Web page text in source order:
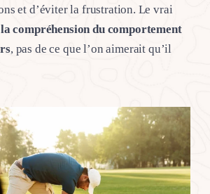
et d’éviter la frustration. Le vrai
la compréhension du comportement
, pas de ce que l’on aimerait qu’il